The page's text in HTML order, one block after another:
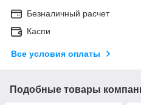
Безналичный расчет
Каспи
Все условия оплаты
Подобные товары